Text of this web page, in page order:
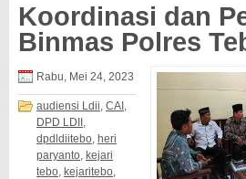
Koordinasi dan
Binmas Polres
Rabu, Mei 24, 2023
audiensi Ldii CAI
DPD LDII
dpdldiitebo heri
paryanto kejari
tebo kejaritebo